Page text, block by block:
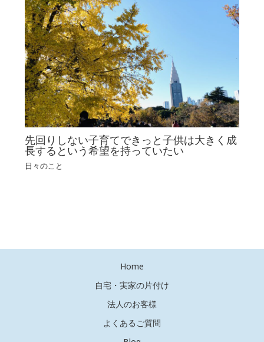
先回りしない子育てできっと子供は大きく成
長するという希望を持っていたい
日々のこと
Home
自宅・実家の片付け
法人のお客様
よくあるご質問